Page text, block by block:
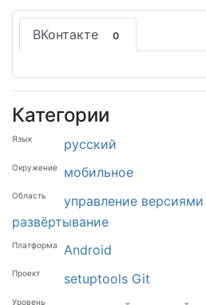
ВКонтакте 0
Категории
Язык русский
Окружение мобильное
Область управление версиями
развёртывание
Платформа Android
Проект setuptools Git
Уровень